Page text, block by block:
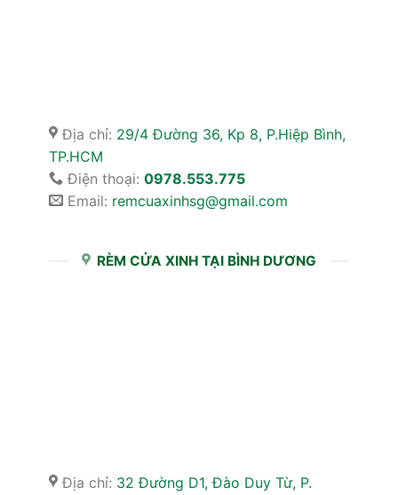
Địa chỉ: 29/4 Đường 36, Kp 8, P.Hiệp Bình,
TP.HCM
Điện thoại: 0978.553.775
Email: remcuaxinhsg@gmail.com
RÈM CỬA XINH TẠI BÌNH DƯƠNG
Địa chỉ: 32 Đường D1, Đào Duy Từ, P.